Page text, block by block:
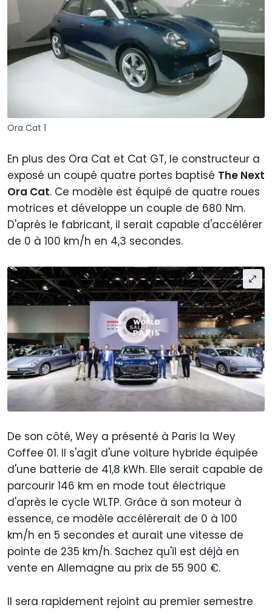
Ora Cat 1
En plus des Ora Cat et Cat GT, le constructeur a
exposé un coupé quatre portes baptisé The Next
Ora Cat. Ce modèle est équipé de quatre roues
motrices et développe un couple de 680 Nm.
D'après le fabricant, il serait capable d'accélérer
de 0 à 100 km/h en 4,3 secondes.
De son côté, Wey a présenté à Paris la Wey
Coffee 01. Il s'agit d'une voiture hybride équipée
d'une batterie de 41,8 kWh. Elle serait capable de
parcourir 146 km en mode tout électrique
d'après le cycle WLTP. Grâce à son moteur à
essence, ce modèle accélérerait de 0 à 100
km/h en 5 secondes et aurait une vitesse de
pointe de 235 km/h. Sachez qu'il est déjà en
vente en Allemagne au prix de 55 900 €.
Il sera rapidement rejoint au premier semestre